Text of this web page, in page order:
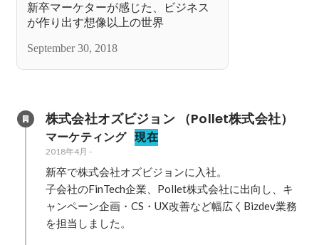
新卒マーケターが感じた、ビジネス
が作り出す想像以上の世界
September 30, 2018
株式会社オズビジョン （Pollet株式会社）
マーケティング 現在
2018年4月 -
新卒で株式会社オズビジョンに入社。
子会社のFinTech企業、Pollet株式会社に出向し、キ
ャンペーン企画・CS・UX改善など幅広くBizdev業務
を担当しました。